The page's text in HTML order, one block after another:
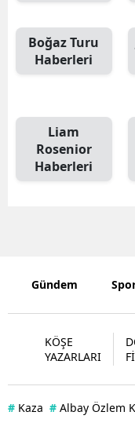
Boğaz Turu
Haberleri
Liam
Rosenior
Haberleri
Gündem
KÖŞE
YAZARLARI
# Kaza # Albay Özlem